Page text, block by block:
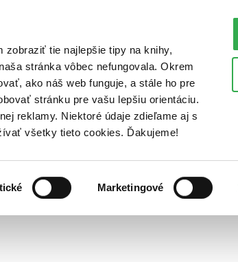
zobraziť tie najlepšie tipy na knihy,
stránka vôbec nefungovala. Okrem
ako náš web funguje, a stále ho pre
stránku pre vašu lepšiu orientáciu.
reklamy. Niektoré údaje zdieľame aj s
všetky tieto cookies. Ďakujeme!
Marketingové